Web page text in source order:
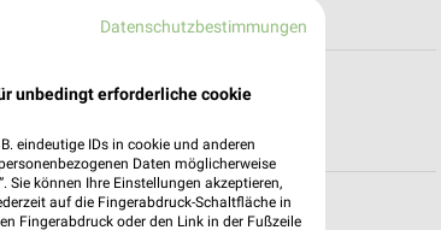
Datenschutzbestimmungen
unbedingt erforderliche cookie
eindeutige IDs in cookie und anderen
Daten möglicherweise
Sie können Ihre Einstellungen akzeptieren,
auf die Fingerabdruck-Schaltfläche in
Fingerabdruck oder den Link in der Fußzeile